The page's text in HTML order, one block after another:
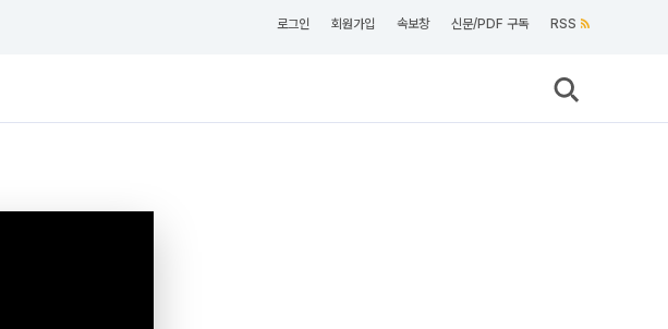
로그인 회원가입 속보창 신문/PDF 구독 RSS